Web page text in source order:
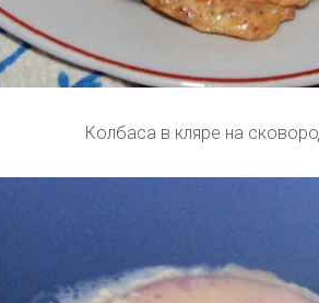
Колбаса в кляре на